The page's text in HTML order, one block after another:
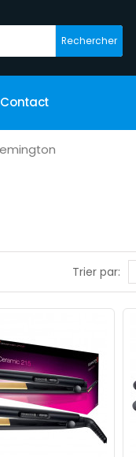
Rechercher
Contact
Trier par: